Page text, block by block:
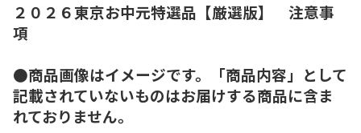
２０２６東京お中元特選品【厳選版】 注意事
項
●商品画像はイメージです。「商品内容」として
記載されていないものはお届けする商品に含ま
れておりません。